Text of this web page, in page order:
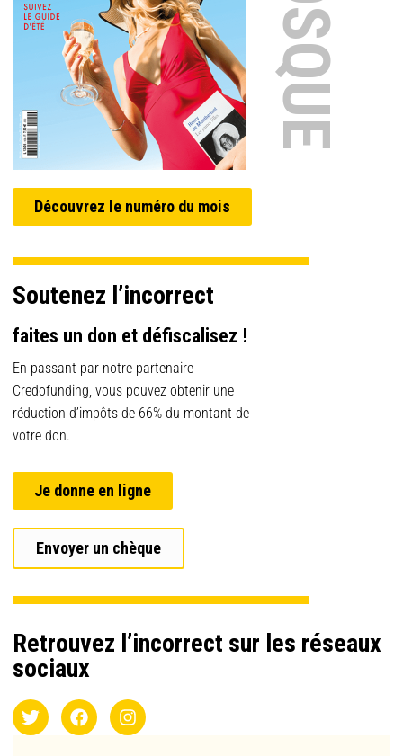
Découvrez le numéro du mois
Soutenez l’incorrect
faites un don et défiscalisez !
En passant par notre partenaire
Credofunding, vous pouvez obtenir une
réduction d’impôts de 66% du montant de
votre don.
Je donne en ligne
Envoyer un chèque
Retrouvez l’incorrect sur les réseaux
sociaux